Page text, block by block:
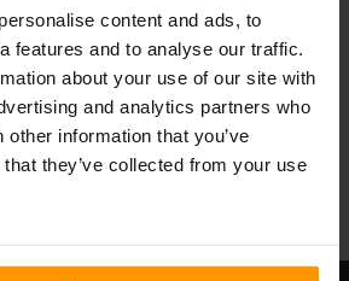
content and ads, to
features and to analyse our traffic.
about your use of our site with
and analytics partners who
information that you’ve
they’ve collected from your use
Valheim
de servidor
All Games